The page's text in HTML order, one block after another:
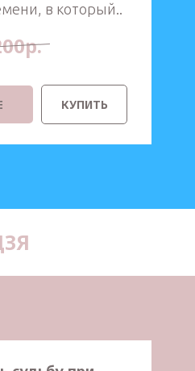
в который..
КУПИТЬ